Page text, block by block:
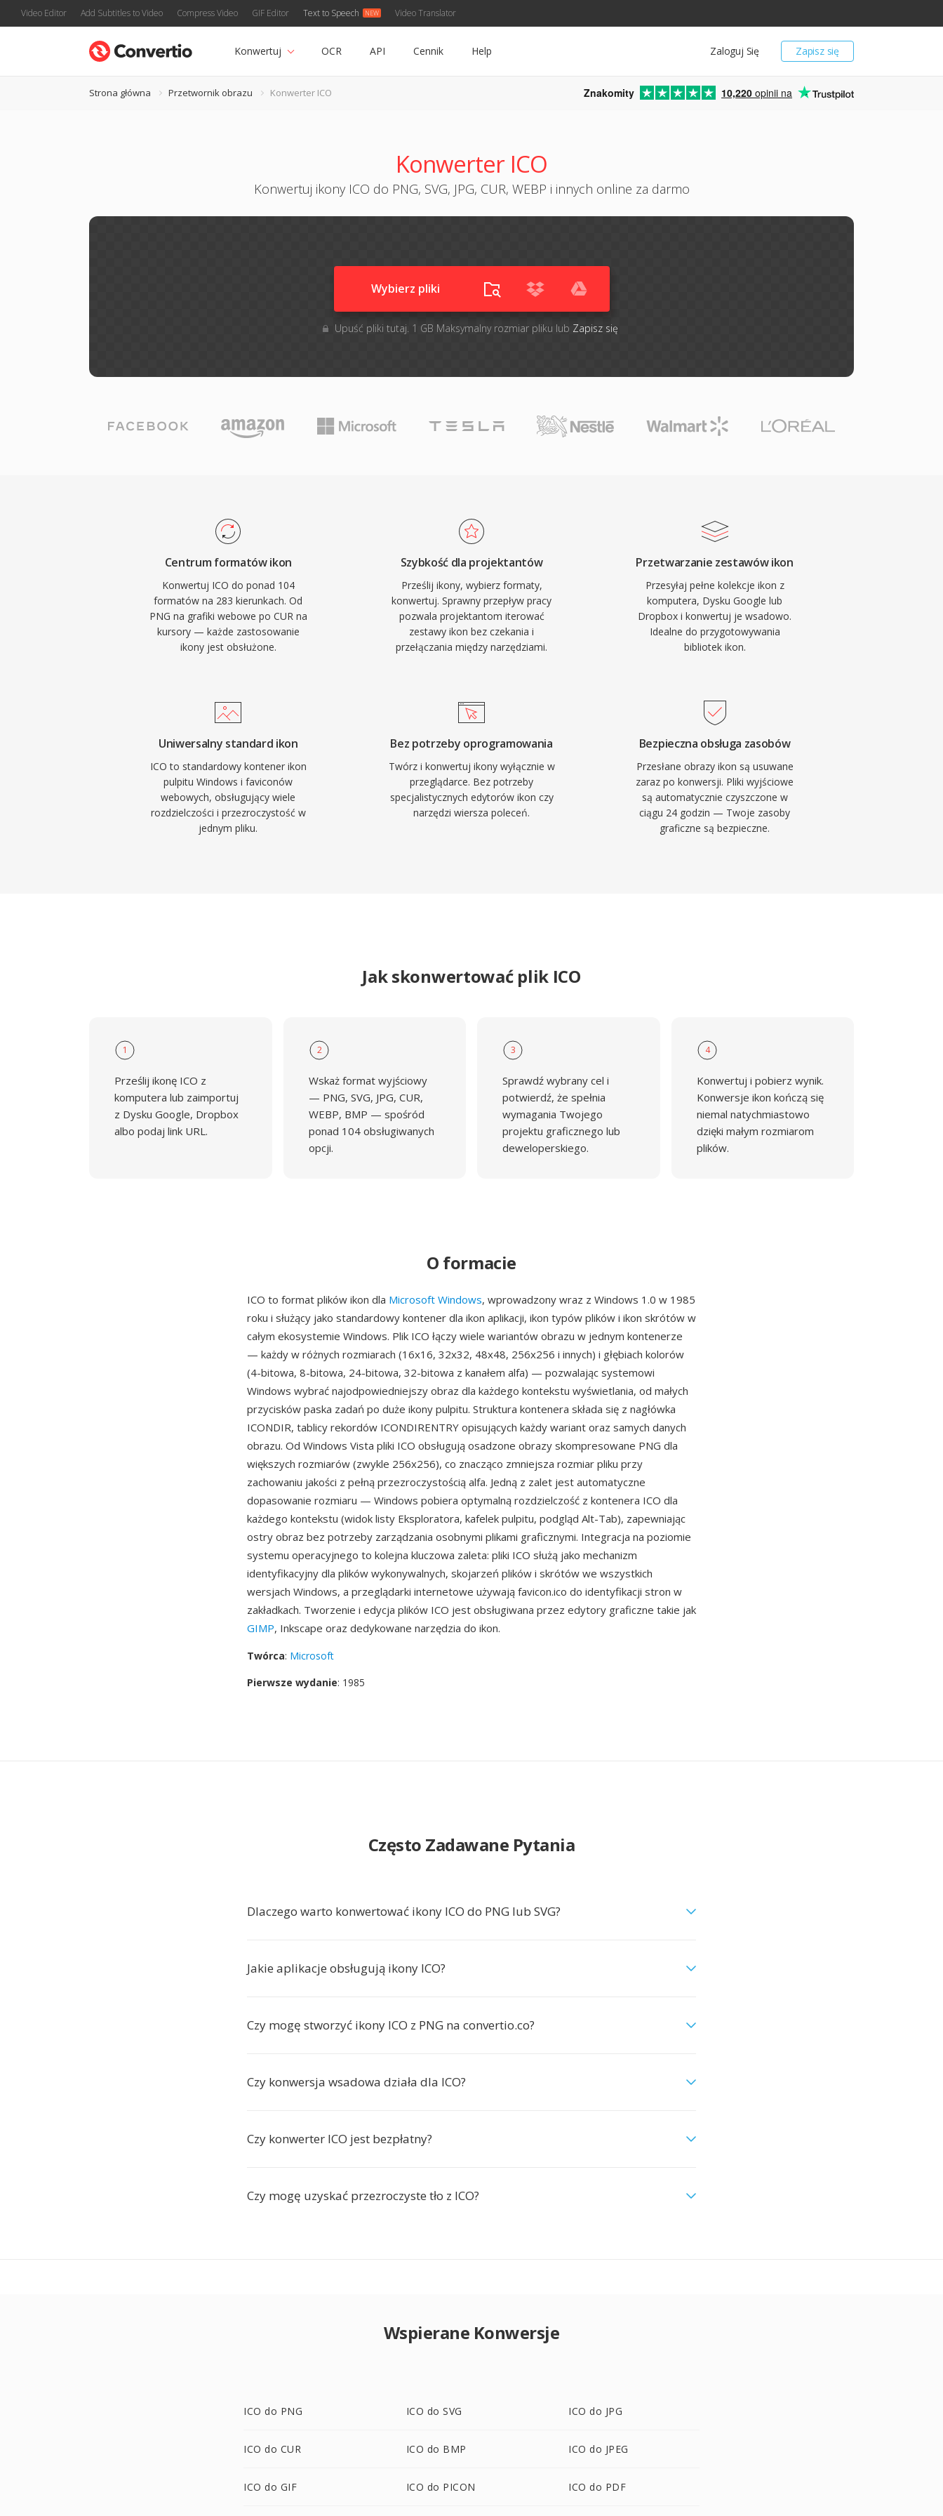
Video Editor Add Subtitles to Video Compress Video GIF Editor Text to Speech Video Translator
Zapisz się
Zaloguj Się
Konwertuj OCR API Cennik Help
Strona główna Przetwornik obrazu Konwerter ICO Znakomity 10,220 opinii na
Konwerter ICO
Konwertuj ikony ICO do PNG, SVG, JPG, CUR, WEBP i innych online za darmo
Wybierz pliki
Upuść pliki tutaj. 1 GB Maksymalny rozmiar pliku lub Zapisz się
Centrum formatów ikon
Konwertuj ICO do ponad 104
formatów na 283 kierunkach. Od
PNG na grafiki webowe po CUR na
kursory — każde zastosowanie
ikony jest obsłużone.
Szybkość dla projektantów
Prześlij ikony, wybierz formaty,
konwertuj. Sprawny przepływ pracy
pozwala projektantom iterować
zestawy ikon bez czekania i
przełączania między narzędziami.
Przetwarzanie zestawów ikon
Przesyłaj pełne kolekcje ikon z
komputera, Dysku Google lub
Dropbox i konwertuj je wsadowo.
Idealne do przygotowywania
bibliotek ikon.
Uniwersalny standard ikon
ICO to standardowy kontener ikon
pulpitu Windows i faviconów
webowych, obsługujący wiele
rozdzielczości i przezroczystość w
jednym pliku.
Bez potrzeby oprogramowania
Twórz i konwertuj ikony wyłącznie w
przeglądarce. Bez potrzeby
specjalistycznych edytorów ikon czy
narzędzi wiersza poleceń.
Bezpieczna obsługa zasobów
Przesłane obrazy ikon są usuwane
zaraz po konwersji. Pliki wyjściowe
są automatycznie czyszczone w
ciągu 24 godzin — Twoje zasoby
graficzne są bezpieczne.
Jak skonwertować plik ICO
1
Prześlij ikonę ICO z
komputera lub zaimportuj
z Dysku Google, Dropbox
albo podaj link URL.
2
Wskaż format wyjściowy
— PNG, SVG, JPG, CUR,
WEBP, BMP — spośród
ponad 104 obsługiwanych
opcji.
3
Sprawdź wybrany cel i
potwierdź, że spełnia
wymagania Twojego
projektu graficznego lub
deweloperskiego.
4
Konwertuj i pobierz wynik.
Konwersje ikon kończą się
niemal natychmiastowo
dzięki małym rozmiarom
plików.
O formacie
ICO to format plików ikon dla Microsoft Windows, wprowadzony wraz z Windows 1.0 w 1985
roku i służący jako standardowy kontener dla ikon aplikacji, ikon typów plików i ikon skrótów w
całym ekosystemie Windows. Plik ICO łączy wiele wariantów obrazu w jednym kontenerze
— każdy w różnych rozmiarach (16x16, 32x32, 48x48, 256x256 i innych) i głębiach kolorów
(4-bitowa, 8-bitowa, 24-bitowa, 32-bitowa z kanałem alfa) — pozwalając systemowi
Windows wybrać najodpowiedniejszy obraz dla każdego kontekstu wyświetlania, od małych
przycisków paska zadań po duże ikony pulpitu. Struktura kontenera składa się z nagłówka
ICONDIR, tablicy rekordów ICONDIRENTRY opisujących każdy wariant oraz samych danych
obrazu. Od Windows Vista pliki ICO obsługują osadzone obrazy skompresowane PNG dla
większych rozmiarów (zwykle 256x256), co znacząco zmniejsza rozmiar pliku przy
zachowaniu jakości z pełną przezroczystością alfa. Jedną z zalet jest automatyczne
dopasowanie rozmiaru — Windows pobiera optymalną rozdzielczość z kontenera ICO dla
każdego kontekstu (widok listy Eksploratora, kafelek pulpitu, podgląd Alt-Tab), zapewniając
ostry obraz bez potrzeby zarządzania osobnymi plikami graficznymi. Integracja na poziomie
systemu operacyjnego to kolejna kluczowa zaleta: pliki ICO służą jako mechanizm
identyfikacyjny dla plików wykonywalnych, skojarzeń plików i skrótów we wszystkich
wersjach Windows, a przeglądarki internetowe używają favicon.ico do identyfikacji stron w
zakładkach. Tworzenie i edycja plików ICO jest obsługiwana przez edytory graficzne takie jak
GIMP, Inkscape oraz dedykowane narzędzia do ikon.
Twórca: Microsoft
Pierwsze wydanie: 1985
Często Zadawane Pytania
Dlaczego warto konwertować ikony ICO do PNG lub SVG?
Jakie aplikacje obsługują ikony ICO?
Czy mogę stworzyć ikony ICO z PNG na convertio.co?
Czy konwersja wsadowa działa dla ICO?
Czy konwerter ICO jest bezpłatny?
Czy mogę uzyskać przezroczyste tło z ICO?
Wspierane Konwersje
ICO do PNG ICO do SVG ICO do JPG
ICO do CUR ICO do BMP ICO do JPEG
ICO do GIF ICO do PICON ICO do PDF